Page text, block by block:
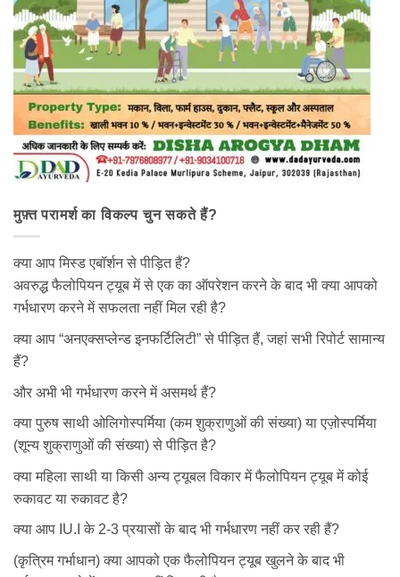
मुफ़्त परामर्श का विकल्प चुन सकते हैं?
क्या आप मिस्ड एबॉर्शन से पीड़ित हैं?
अवरुद्ध फैलोपियन ट्यूब में से एक का ऑपरेशन करने के बाद भी क्या आपको
गर्भधारण करने में सफलता नहीं मिल रही है?
क्या आप “अनएक्सप्लेन्ड इनफर्टिलिटी” से पीड़ित हैं, जहां सभी रिपोर्ट सामान्य
हैं?
और अभी भी गर्भधारण करने में असमर्थ हैं?
क्या पुरुष साथी ओलिगोस्पर्मिया (कम शुक्राणुओं की संख्या) या एज़ोस्पर्मिया
(शून्य शुक्राणुओं की संख्या) से पीड़ित है?
क्या महिला साथी या किसी अन्य ट्यूबल विकार में फैलोपियन ट्यूब में कोई
रुकावट या रुकावट है?
क्या आप IU.I के 2-3 प्रयासों के बाद भी गर्भधारण नहीं कर रही हैं?
(कृत्रिम गर्भाधान) क्या आपको एक फैलोपियन ट्यूब खुलने के बाद भी